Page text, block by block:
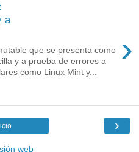
a
›
que se presenta como
y a prueba de errores a
como Linux Mint y...
›
web